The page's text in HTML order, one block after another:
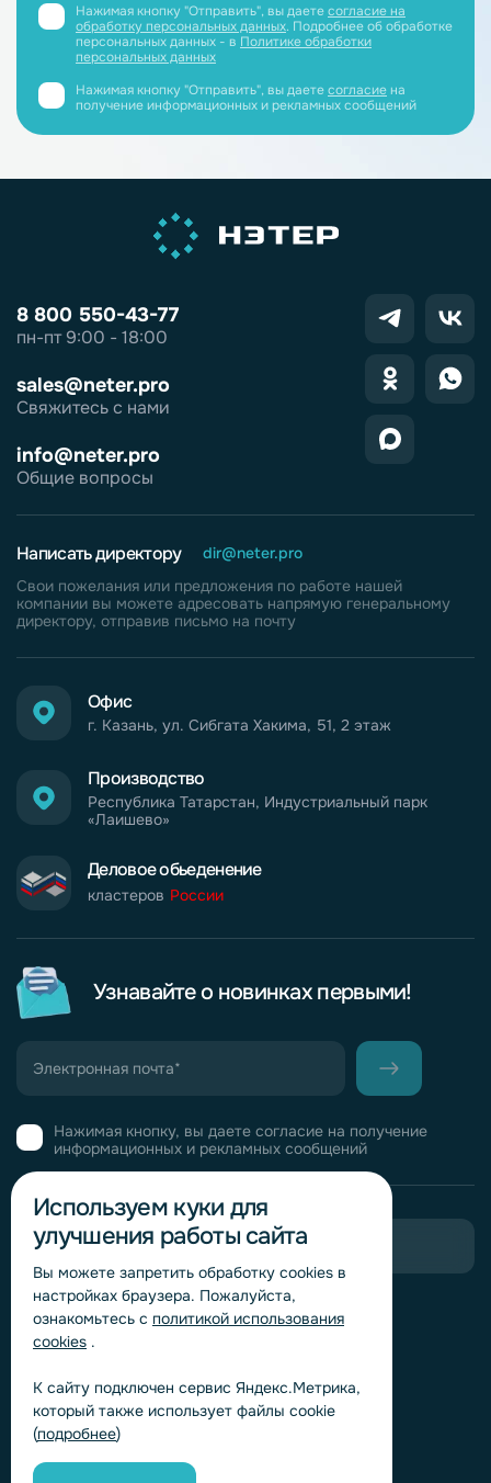
Нажимая кнопку "Отправить", вы даетесогласие на
обработку персональных данных. Подробнее об обработке
персональных данных - в Политике обработки
персональных данных
Нажимая кнопку "Отправить", вы даетесогласиена
получение информационных и рекламных сообщений
8 800 550-43-77
пн-пт 9:00 - 18:00
sales@neter.pro
Свяжитесь с нами
info@neter.pro
Общие вопросы
Деловое обьеденение
кластеров России
Производство
Республика Татарстан, Индустриальный парк
«Лаишево»
Офис
г. Казань, ул. Сибгата Хакима, 51, 2 этаж
Написать директору
dir@neter.pro
Свои пожелания или предложения по работе нашей
компании вы можете адресовать напрямую генеральному
директору, отправив письмо на почту
Узнавайте о новинках первыми!
Нажимая кнопку, вы даете согласие на получение
информационных и рекламных сообщений
Горячая линия комплаенс
Обработка персональных данных
Политика обработки файлов cookie
Согласие на обработку персональных данных
«Яндекс.Метрика»
Согласие на обработку персональных данных для
Пригласить в тендер
Используем куки для
улучшения работы сайта
Вы можете запретить обработку сookies в
настройках браузера. Пожалуйста,
ознакомьтесь с политикой использования
cookies .
К сайту подключен сервис Яндекс.Метрика,
который также использует файлы cookie
(подробнее)